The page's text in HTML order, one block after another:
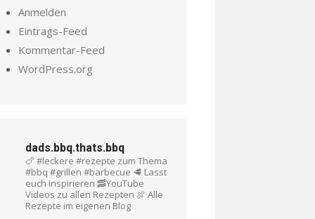
Anmelden
Eintrags-Feed
Kommentar-Feed
WordPress.org
dads.bbq.thats.bbq
🍗 #leckere #rezepte zum Thema
#bbq #grillen #barbecue 🥩 Lasst
euch inspirieren 🥓YouTube
Videos zu allen Rezepten 🍖 Alle
Rezepte im eigenen Blog